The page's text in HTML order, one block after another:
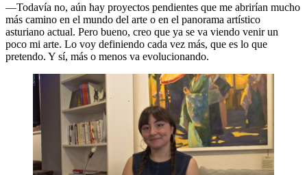
—Todavía no, aún hay proyectos pendientes que me abrirían mucho
más camino en el mundo del arte o en el panorama artístico
asturiano actual. Pero bueno, creo que ya se va viendo venir un
poco mi arte. Lo voy definiendo cada vez más, que es lo que
pretendo. Y sí, más o menos va evolucionando.